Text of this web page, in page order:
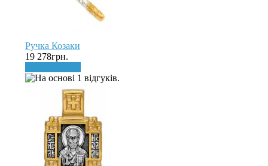
Ручка Козаки
19 278грн.